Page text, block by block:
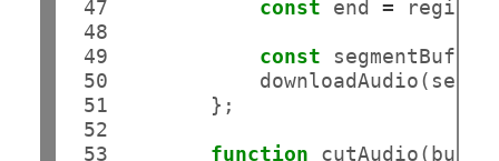
47
48
49
50
51
52
53
const end =
const
        };
function